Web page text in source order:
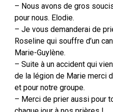
– Nous avons de gros
pour nous. Elodie.
– Je vous demanderai de
Roseline qui souffre d’un
Marie-Guylène.
– Suite à un accident qui
de la légion de Marie merci
et pour notre groupe.
– Merci de prier aussi pour